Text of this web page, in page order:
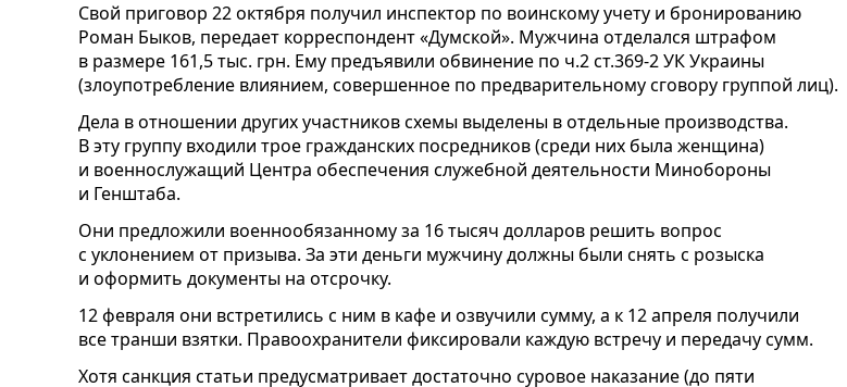
Свой приговор 22 октября получил инспектор по воинскому учету и бронированию
Роман Быков, передает корреспондент «Думской». Мужчина отделался штрафом
в размере 161,5 тыс. грн. Ему предъявили обвинение по ч.2 ст.369-2 УК Украины
(злоупотребление влиянием, совершенное по предварительному сговору группой лиц).
Дела в отношении других участников схемы выделены в отдельные производства.
В эту группу входили трое гражданских посредников (среди них была женщина)
и военнослужащий Центра обеспечения служебной деятельности Минобороны
и Генштаба.
Они предложили военнообязанному за 16 тысяч долларов решить вопрос
с уклонением от призыва. За эти деньги мужчину должны были снять с розыска
и оформить документы на отсрочку.
12 февраля они встретились с ним в кафе и озвучили сумму, а к 12 апреля получили
все транши взятки. Правоохранители фиксировали каждую встречу и передачу сумм.
Хотя санкция статьи предусматривает достаточно суровое наказание (до пяти